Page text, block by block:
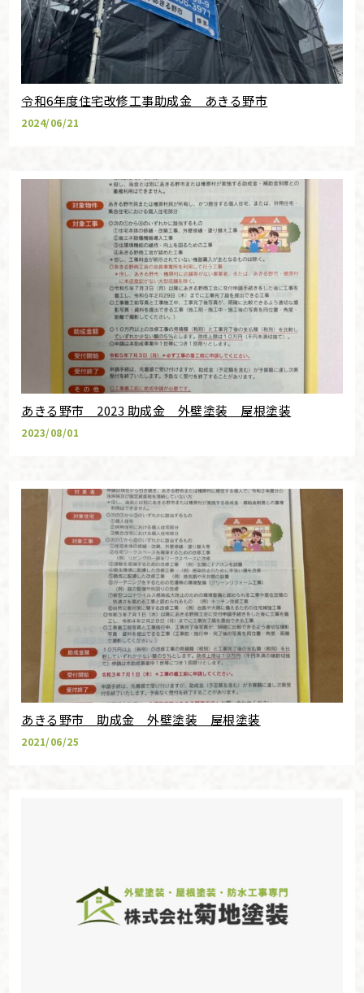
令和6年度住宅改修工事助成金 あきる野市
2024/06/21
あきる野市 2023 助成金 外壁塗装 屋根塗装
2023/08/01
あきる野市 助成金 外壁塗装 屋根塗装
2021/06/25